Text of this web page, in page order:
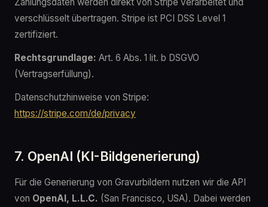
verschlüsselt übertragen. Stripe ist PCI DSS Level 1
zertifiziert.
Rechtsgrundlage: Art. 6 Abs. 1 lit. b DSGVO
(Vertragserfüllung).
Datenschutzhinweise von Stripe:
https://stripe.com/de/privacy
7. OpenAI (KI-Bildgenerierung)
Für die Generierung von Gravurbildern nutzen wir die API
von OpenAI, L.L.C. (San Francisco, USA). Dabei werden